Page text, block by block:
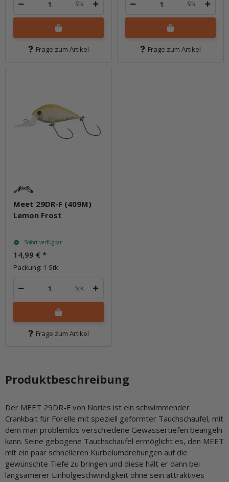
Stk.
Frage zum Artikel
Stk.
Frage zum Artikel
Meet 29DR-F (409M)
Lemon Frost
Sofort verfügbar
14,99 € *
Packung: 1 Stk.
Stk.
Frage zum Artikel
Produktbeschreibung
Der MEET 29DR-F von Nories ist ein schwimmender
Crankbait für Forelle mit speziell geformter Tauchschaufel, mit
dem man problemlos verschiedene Gewässertiefen beangeln
kann. Seine gebogene Tauchschaufel ermöglicht es, den MEET
mit ein paar schnelleren Kurbelumdrehungen auf die
gewünschte Tiefe zu bringen und diese hält er dann bei
langsamerer Einholgeschwindigkeit ohne sein attraktives